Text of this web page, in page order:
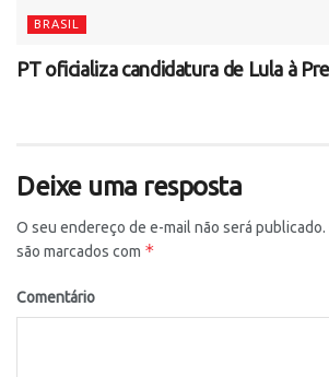
BRASIL
PT oficializa candidatura de Lula à
Deixe uma resposta
O seu endereço de e-mail não será publicado.
são marcados com *
Comentário